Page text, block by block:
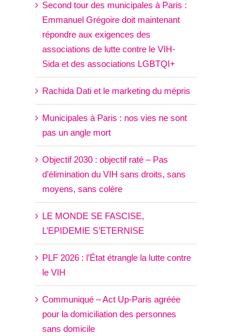
Second tour des municipales à Paris :
Emmanuel Grégoire doit maintenant
répondre aux exigences des
associations de lutte contre le VIH-
Sida et des associations LGBTQI+
Rachida Dati et le marketing du mépris
Municipales à Paris : nos vies ne sont
pas un angle mort
Objectif 2030 : objectif raté – Pas
d’élimination du VIH sans droits, sans
moyens, sans colère
LE MONDE SE FASCISE,
L’EPIDEMIE S’ETERNISE
PLF 2026 : l’État étrangle la lutte contre
le VIH
Communiqué – Act Up-Paris agréée
pour la domiciliation des personnes
sans domicile